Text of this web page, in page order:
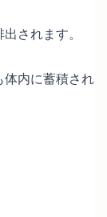
されます。
内に蓄積され